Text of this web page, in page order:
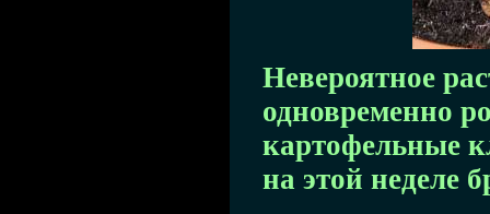
Невероятное
одновременно
картофельные
на этой неделе